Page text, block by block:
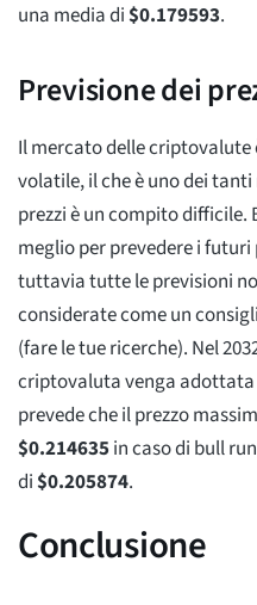
una media di$0.179593.
Previsione dei
Il mercato delle criptovalute
volatile, il che è uno dei
prezzi è un compito
meglio per prevedere i
tuttavia tutte le previsioni
considerate come un
(fare le tue ricerche). Nel
criptovaluta venga
prevede che il prezzo
$0.214635in caso di bull
di$0.205874.
Conclusione